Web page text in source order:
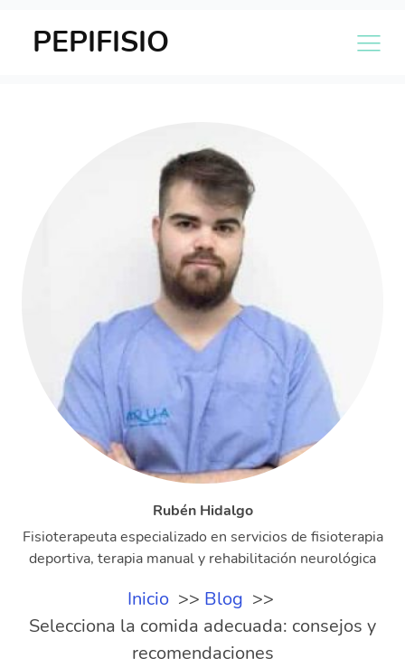
PEPIFISIO
Rubén Hidalgo
Fisioterapeuta especializado en servicios de fisioterapia
deportiva, terapia manual y rehabilitación neurológica
Inicio
Blog
Selecciona la comida adecuada: consejos y
recomendaciones